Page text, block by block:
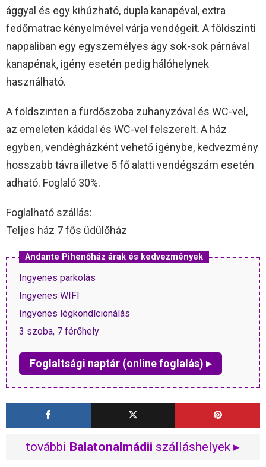
ággyal és egy kihúzható, dupla kanapéval, extra
fedőmatrac kényelmével várja vendégeit. A földszinti
nappaliban egy egyszemélyes ágy sok-sok párnával
kanapénak, igény esetén pedig hálóhelynek
használható.
A földszinten a fürdőszoba zuhanyzóval és WC-vel,
az emeleten káddal és WC-vel felszerelt. A ház
egyben, vendégházként vehető igénybe, kedvezmény
hosszabb távra illetve 5 fő alatti vendégszám esetén
adható. Foglaló 30%.
Foglalható szállás:
Teljes ház 7 fős üdülőház
Andante Pihenőház árak és kedvezmények
Ingyenes parkolás
Ingyenes WIFI
Ingyenes légkondícionálás
3 szoba, 7 férőhely
Foglaltsági naptár (online foglalás) ▸
további Balatonalmádii szálláshelyek ▸